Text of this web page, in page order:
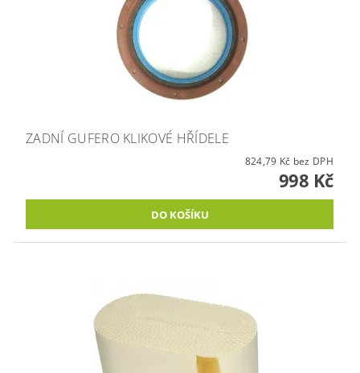
ZADNÍ GUFERO KLIKOVÉ HŘÍDELE
824,79 Kč bez DPH
998 Kč